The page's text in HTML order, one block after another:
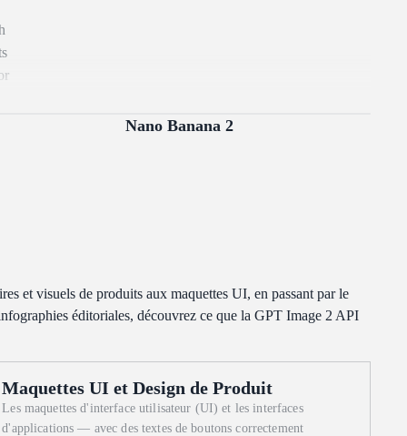
Nano Banana 2
et visuels de produits aux maquettes UI, en passant par le
éditoriales, découvrez ce que la GPT Image 2 API
Maquettes UI et Design de Produit
Les maquettes d'interface utilisateur (UI) et les interfaces
d'applications — avec des textes de boutons correctement